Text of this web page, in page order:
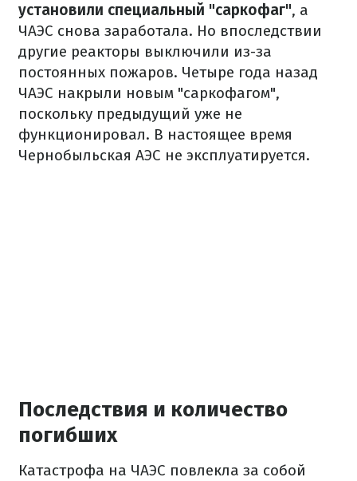
установили специальный "саркофаг", а
ЧАЭС снова заработала. Но впоследствии
другие реакторы выключили из-за
постоянных пожаров. Четыре года назад
ЧАЭС накрыли новым "саркофагом",
поскольку предыдущий уже не
функционировал. В настоящее время
Чернобыльская АЭС не эксплуатируется.
Последствия и количество
погибших
Катастрофа на ЧАЭС повлекла за собой